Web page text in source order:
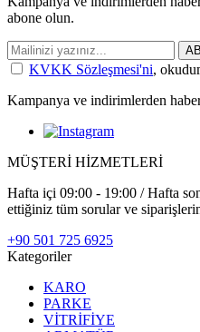
abone olun.
KVKK Sözleşmesi'ni,
Kampanya ve indirimlerden
MÜŞTERİ HİZMETLERİ
Hafta içi 09:00 - 19:00 / Hafta
ettiğiniz tüm sorular ve
+90 501 725 6925
Kategoriler
KARO
PARKE
VİTRİFİYE